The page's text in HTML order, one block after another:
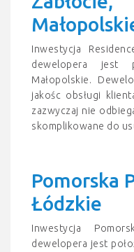
Inwestycja
dewelopera jest
Małopolskie.
jakośc obsługi
zazwyczaj nie
skomplikowane do
Pomorska
Łódzkie
Inwestycja
dewelopera jest